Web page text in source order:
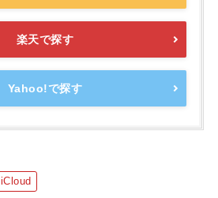
楽天で探す
Yahoo!で探す
iCloud